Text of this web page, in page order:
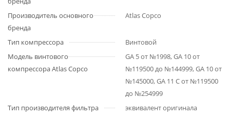
Производитель основного
бренда
Atlas Copco
Тип компрессора
Винтовой
Модель винтового
компрессора Atlas Copco
GA 5 от №1998, GA 10 от
№119500 до №144999, GA 10 от
№145000, GA 11 C от №119500
до №254999
Тип производителя фильтра
эквивалент оригинала